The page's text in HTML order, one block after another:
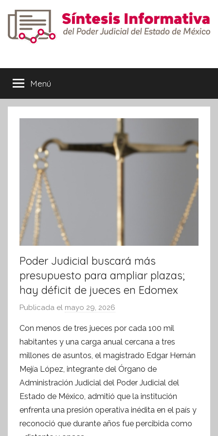
contenido
Menú
Poder Judicial buscará más
presupuesto para ampliar plazas;
hay déficit de jueces en Edomex
Publicada el mayo 29, 2026
r
S
í
n
t
e
s
i
Con menos de tres jueces por cada 100 mil
habitantes y una carga anual cercana a tres
millones de asuntos, el magistrado Edgar Hernán
Mejía López, integrante del Órgano de
Administración Judicial del Poder Judicial del
Estado de México, admitió que la institución
enfrenta una presión operativa inédita en el país y
reconoció que durante años fue percibida como